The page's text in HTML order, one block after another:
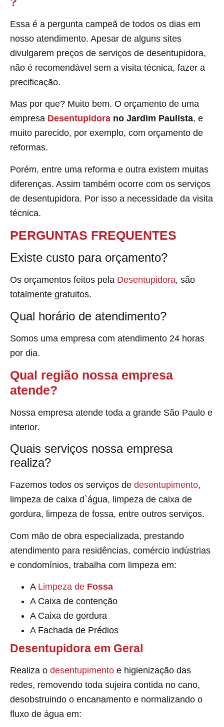
Essa é a pergunta campeã de todos os dias em
nosso atendimento. Apesar de alguns sites
divulgarem preços de serviços de desentupidora,
não é recomendável sem a visita técnica, fazer a
precificação.
Mas por que? Muito bem. O orçamento de uma
empresa Desentupidora no Jardim Paulista, e
muito parecido, por exemplo, com orçamento de
reformas.
Porém, entre uma reforma e outra existem muitas
diferenças. Assim também ocorre com os serviços
de desentupidora. Por isso a necessidade da visita
técnica.
PERGUNTAS FREQUENTES
Existe custo para orçamento?
Os orçamentos feitos pela Desentupidora, são
totalmente gratuitos.
Qual horário de atendimento?
Somos uma empresa com atendimento 24 horas
por dia.
Qual região nossa empresa
atende?
Nossa empresa atende toda a grande São Paulo e
interior.
Quais serviços nossa empresa
realiza?
Fazemos todos os serviços de desentupimento,
limpeza de caixa d`água, limpeza de caixa de
gordura, limpeza de fossa, entre outros serviços.
Com mão de obra especializada, prestando
atendimento para residências, comércio indústrias
e condomínios, trabalha com limpeza em:
A Limpeza de Fossa
A Caixa de contenção
A Caixa de gordura
A Fachada de Prédios
Desentupidora em Geral
Realiza o desentupimento e higienização das
redes, removendo toda sujeira contida no cano,
desobstruindo o encanamento e normalizando o
fluxo de água em: